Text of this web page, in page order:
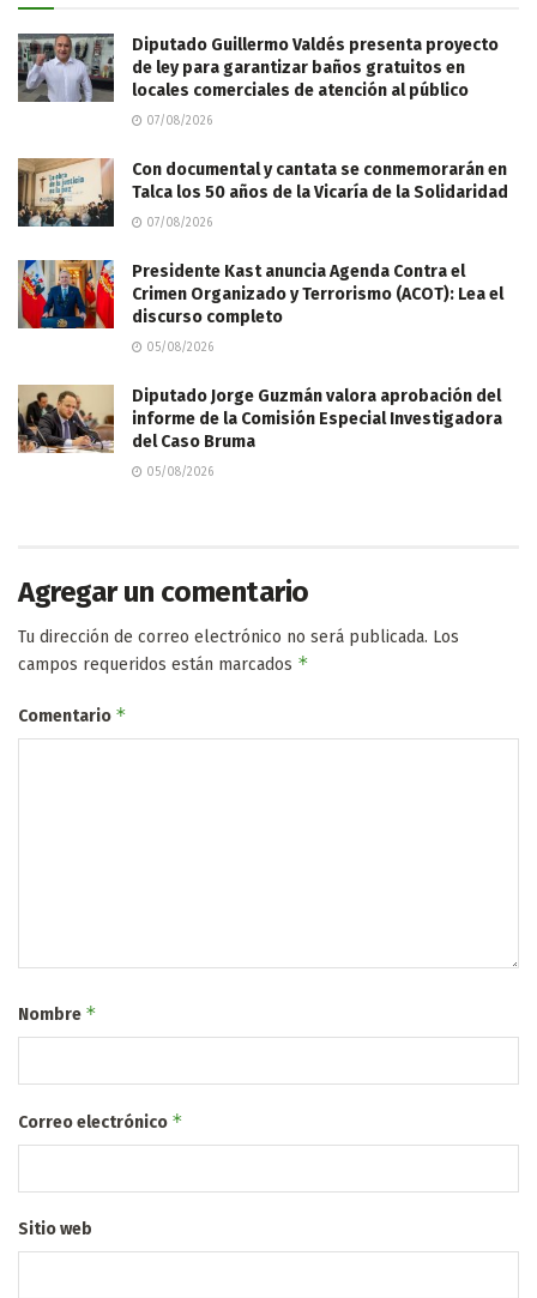
Diputado Guillermo Valdés presenta proyecto
de ley para garantizar baños gratuitos en
locales comerciales de atención al público
07/08/2026
Con documental y cantata se conmemorarán en
Talca los 50 años de la Vicaría de la Solidaridad
07/08/2026
Presidente Kast anuncia Agenda Contra el
Crimen Organizado y Terrorismo (ACOT): Lea el
discurso completo
05/08/2026
Diputado Jorge Guzmán valora aprobación del
informe de la Comisión Especial Investigadora
del Caso Bruma
05/08/2026
Agregar un comentario
Tu dirección de correo electrónico no será publicada. Los
campos requeridos están marcados *
Comentario *
Nombre *
Correo electrónico *
Sitio web